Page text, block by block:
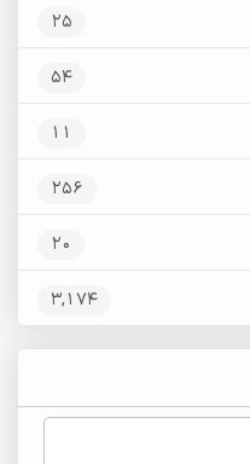
25
54
11
256
20
3,174